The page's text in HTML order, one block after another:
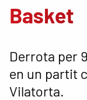
Basket
Derrota per
en un partit
Vilatorta.